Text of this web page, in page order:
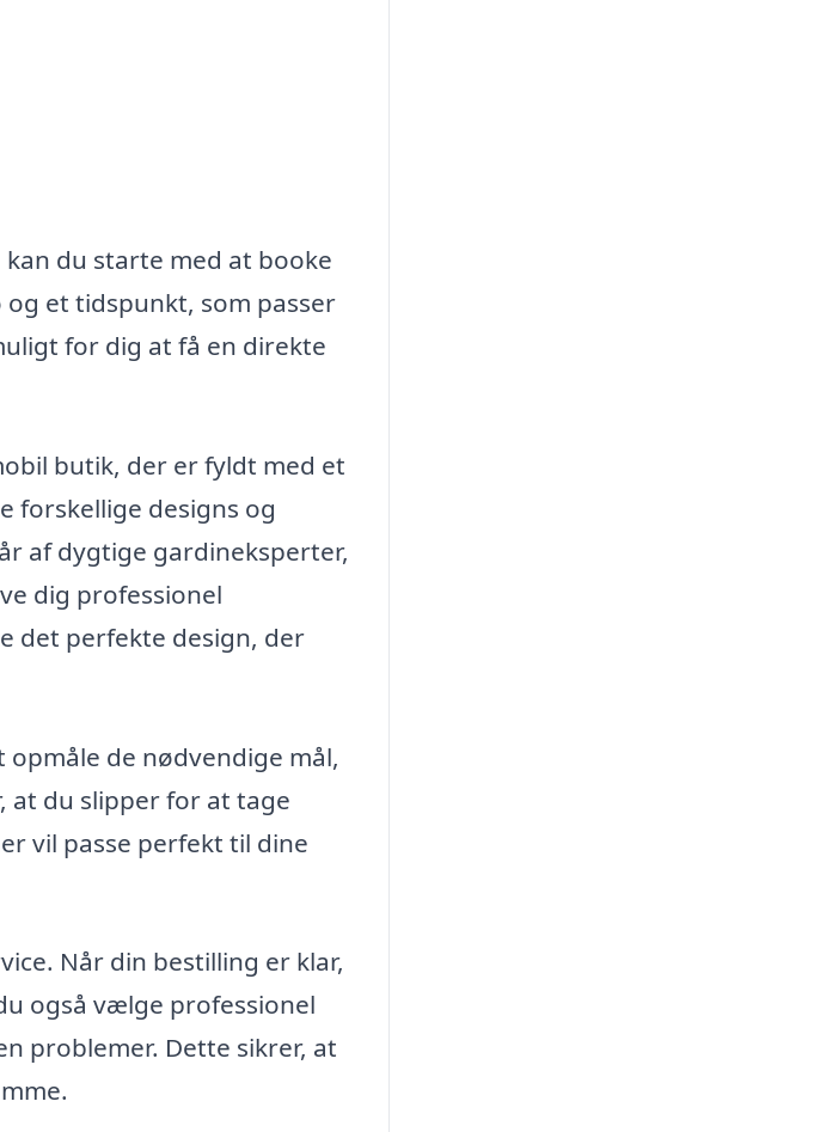
du starte med at booke
et tidspunkt, som passer
for dig at få en direkte
butik, der er fyldt med et
forskellige designs og
af dygtige gardineksperter,
dig professionel
det perfekte design, der
de nødvendige mål,
at du slipper for at tage
vil passe perfekt til dine
Når din bestilling er klar,
også vælge professionel
problemer. Dette sikrer, at